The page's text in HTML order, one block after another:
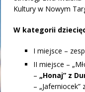
Kultury w Nowym
W kategorii
I miejsce –
II miejsce –
– „Honaj” z
–